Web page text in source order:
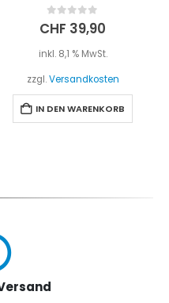
0out of 5
CHF 39,90
inkl. 8,1 % MwSt.
zzgl.Versandkosten
IN DEN WARENKORB